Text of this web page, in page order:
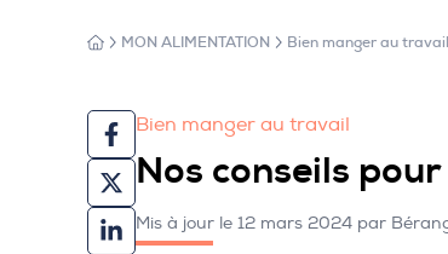
MON ALIMENTATION Bien manger au travail
Bien manger au travail
Nos conseils
Mis à jour le 12 mars 2024 par